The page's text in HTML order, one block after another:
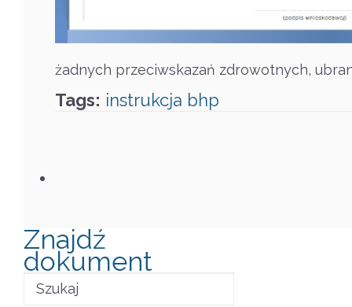
żadnych przeciwskazań zdrowotnych,
Tags: instrukcja bhp
Znajdź
dokument